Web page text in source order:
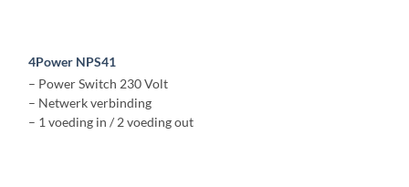
4Power NPS41
– Power Switch 230 Volt
– Netwerk verbinding
– 1 voeding in / 2 voeding out